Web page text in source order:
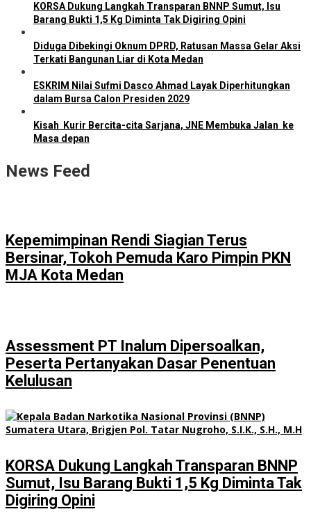
KORSA Dukung Langkah Transparan BNNP Sumut, Isu
Barang Bukti 1,5 Kg Diminta Tak Digiring Opini
Diduga Dibekingi Oknum DPRD, Ratusan Massa Gelar Aksi
Terkati Bangunan Liar di Kota Medan
ESKRIM Nilai Sufmi Dasco Ahmad Layak Diperhitungkan
dalam Bursa Calon Presiden 2029
Kisah Kurir Bercita-cita Sarjana, JNE Membuka Jalan ke
Masa depan
News Feed
Kepemimpinan Rendi Siagian Terus
Bersinar, Tokoh Pemuda Karo Pimpin PKN
MJA Kota Medan
Assessment PT Inalum Dipersoalkan,
Peserta Pertanyakan Dasar Penentuan
Kelulusan
KORSA Dukung Langkah Transparan BNNP
Sumut, Isu Barang Bukti 1,5 Kg Diminta Tak
Digiring Opini